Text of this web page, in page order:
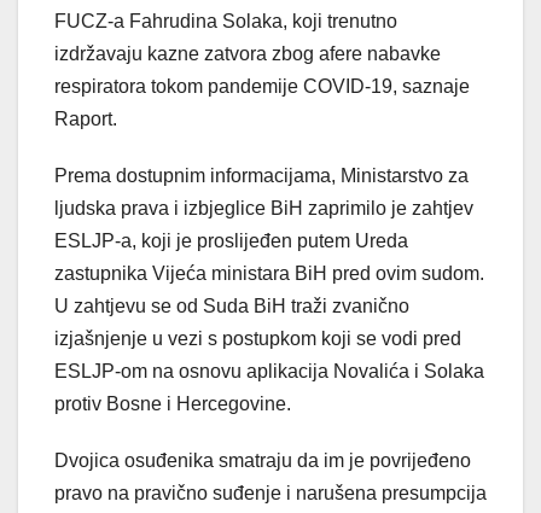
FUCZ-a Fahrudina Solaka, koji trenutno
izdržavaju kazne zatvora zbog afere nabavke
respiratora tokom pandemije COVID-19, saznaje
Raport.
Prema dostupnim informacijama, Ministarstvo za
ljudska prava i izbjeglice BiH zaprimilo je zahtjev
ESLJP-a, koji je proslijeđen putem Ureda
zastupnika Vijeća ministara BiH pred ovim sudom.
U zahtjevu se od Suda BiH traži zvanično
izjašnjenje u vezi s postupkom koji se vodi pred
ESLJP-om na osnovu aplikacija Novalića i Solaka
protiv Bosne i Hercegovine.
Dvojica osuđenika smatraju da im je povrijeđeno
pravo na pravično suđenje i narušena presumpcija